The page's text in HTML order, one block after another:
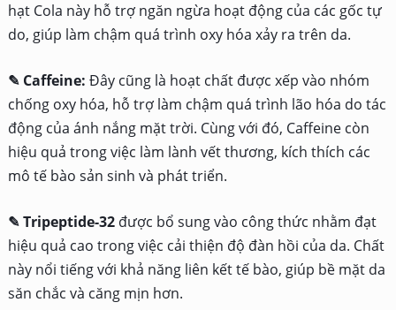
hạt Cola này hỗ trợ ngăn ngừa hoạt động của các gốc tự
do, giúp làm chậm quá trình oxy hóa xảy ra trên da.
✎ Caffeine: Đây cũng là hoạt chất được xếp vào nhóm
chống oxy hóa, hỗ trợ làm chậm quá trình lão hóa do tác
động của ánh nắng mặt trời. Cùng với đó, Caffeine còn
hiệu quả trong việc làm lành vết thương, kích thích các
mô tế bào sản sinh và phát triển.
✎ Tripeptide-32được bổ sung vào công thức nhằm đạt
hiệu quả cao trong việc cải thiện độ đàn hồi của da. Chất
này nổi tiếng với khả năng liên kết tế bào, giúp bề mặt da
săn chắc và căng mịn hơn.